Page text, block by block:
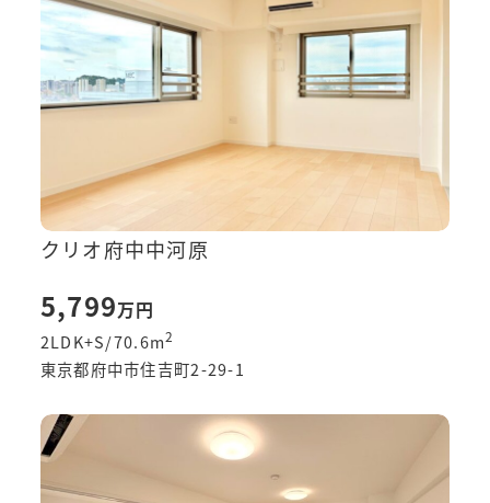
クリオ府中中河原
5,799万円
2LDK+S/70.6m2
東京都府中市住吉町2-29-1